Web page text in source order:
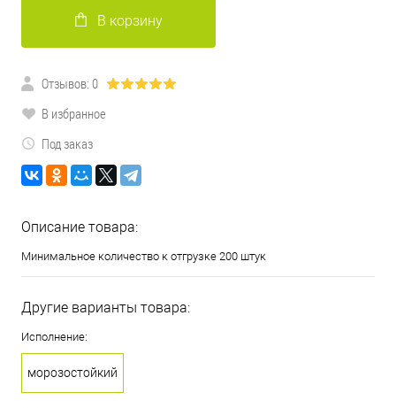
В корзину
Отзывов: 0
В избранное
Под заказ
Описание товара:
Минимальное количество к отгрузке 200 штук
Другие варианты товара:
Исполнение:
морозостойкий